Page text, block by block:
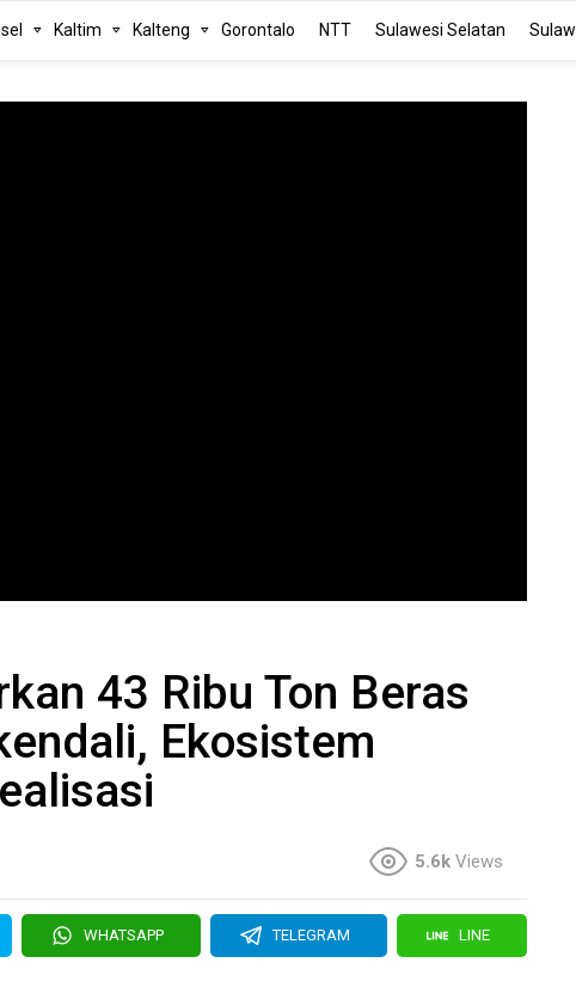
Kaltim Kalteng Gorontalo NTT Sulawesi Selatan
43 Ribu Ton Beras
Ekosistem
5.6k Views
WHATSAPP TELEGRAM LINE